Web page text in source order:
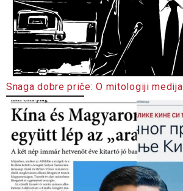
Snaga dobre priče: O mitologiji medija